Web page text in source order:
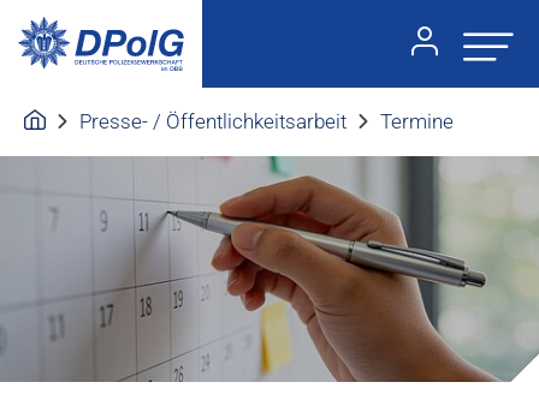
Presse- / Öffentlichkeitsarbeit Termine